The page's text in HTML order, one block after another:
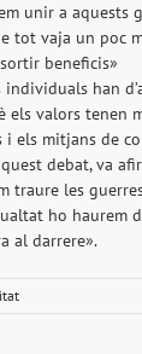
unir a aquests
tot vaja un poc
beneficis»
han
els valors tenen
i els mitjans de
debat, va
traure les
ho haurem
al darrere».